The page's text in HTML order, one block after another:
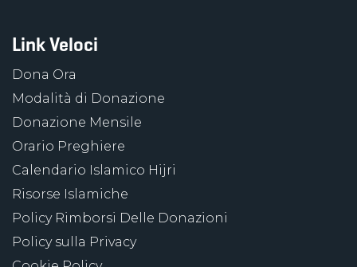
Link Veloci
Dona Ora
Modalità di Donazione
Donazione Mensile
Orario Preghiere
Calendario Islamico Hijri
Risorse Islamiche
Policy Rimborsi Delle Donazioni
Policy sulla Privacy